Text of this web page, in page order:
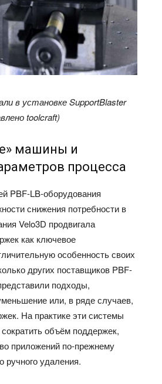
в установке SupportBlaster
toolcraft)
машины и
процесса
PBF-LB-оборудования
снижения потребности в
Velo3D продвигала
как ключевое
особенность своих
других поставщиков PBF-
подходы,
или, в ряде случаев,
На практике эти системы
сократить объём поддержек,
приложений по-прежнему
ручного удаления.